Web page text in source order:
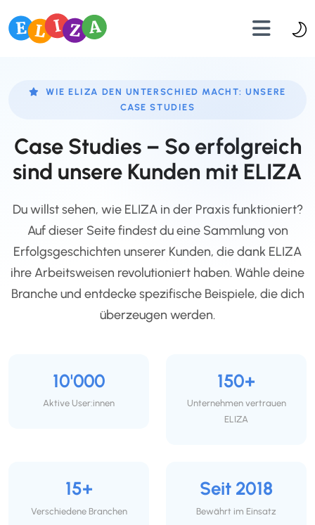
WIE ELIZA DEN UNTERSCHIED MACHT: UNSERE
CASE STUDIES
Case Studies – So erfolgreich
sind unsere Kunden mit ELIZA
Du willst sehen, wie ELIZA in der Praxis funktioniert?
Auf dieser Seite findest du eine Sammlung von
Erfolgsgeschichten unserer Kunden, die dank ELIZA
ihre Arbeitsweisen revolutioniert haben. Wähle deine
Branche und entdecke spezifische Beispiele, die dich
überzeugen werden.
10'000
Aktive User:innen
150+
Unternehmen vertrauen
ELIZA
15+
Verschiedene Branchen
Seit 2018
Bewährt im Einsatz